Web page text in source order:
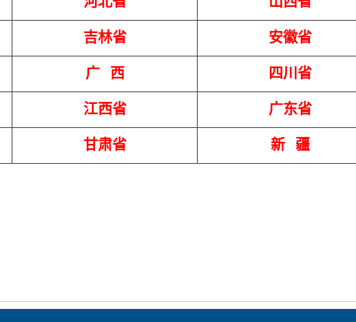
吉林省 安徽省
广 西 四川省
江西省 广东省
甘肃省 新 疆